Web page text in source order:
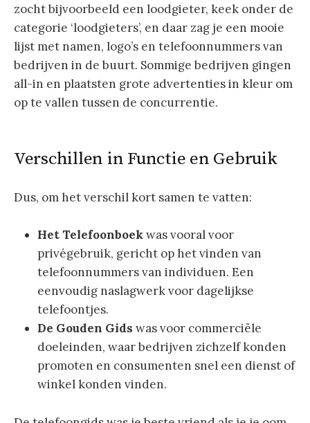
zocht bijvoorbeeld een loodgieter, keek onder de
categorie ‘loodgieters’, en daar zag je een mooie
lijst met namen, logo’s en telefoonnummers van
bedrijven in de buurt. Sommige bedrijven gingen
all-in en plaatsten grote advertenties in kleur om
op te vallen tussen de concurrentie.
Verschillen in Functie en Gebruik
Dus, om het verschil kort samen te vatten:
Het Telefoonboekwas vooral voor
privégebruik, gericht op het vinden van
telefoonnummers van individuen. Een
eenvoudig naslagwerk voor dagelijkse
telefoontjes.
De Gouden Gids was voor commerciële
doeleinden, waar bedrijven zichzelf konden
promoten en consumenten snel een dienst of
winkel konden vinden.